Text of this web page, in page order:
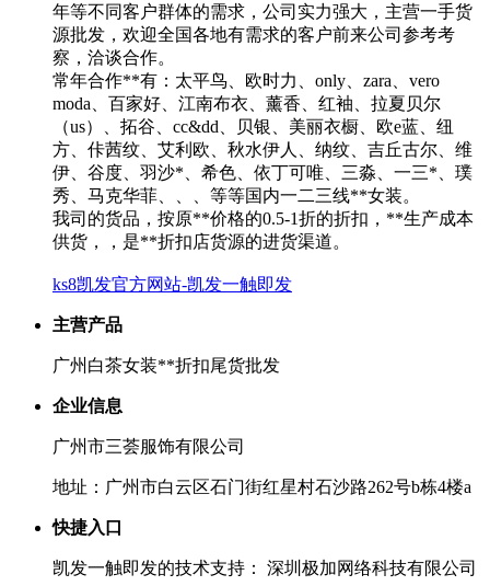
年等不同客户群体的需求，公司实力强大，主营一手货
源批发，欢迎全国各地有需求的客户前来公司参考考
察，洽谈合作。
常年合作**有：太平鸟、欧时力、only、zara、vero
moda、百家好、江南布衣、薰香、红袖、拉夏贝尔
（us）、拓谷、cc&dd、贝银、美丽衣橱、欧e蓝、纽
方、佧茜纹、艾利欧、秋水伊人、纳纹、吉丘古尔、维
伊、谷度、羽沙*、希色、依丁可唯、三淼、一三*、璞
秀、马克华菲、、、等等国内一二三线**女装。
我司的货品，按原**价格的0.5-1折的折扣，**生产成本
供货，，是**折扣店货源的进货渠道。
ks8凯发官方网站-凯发一触即发
主营产品
广州白茶女装**折扣尾货批发
企业信息
广州市三荟服饰有限公司
地址：广州市白云区石门街红星村石沙路262号b栋4楼a
快捷入口
凯发一触即发的技术支持： 深圳极加网络科技有限公司